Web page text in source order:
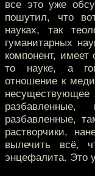
все это уже
пошутил, что
науках, так
гуманитарных
компонент, имеет
то науке, а
отношение к
несуществующее
разбавленные,
растворчики,
вылечить всё,
энцефалита. Это